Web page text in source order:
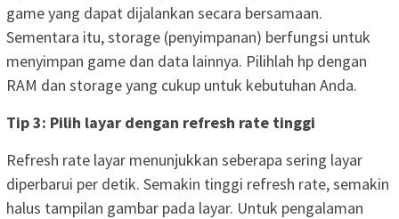
game yang dapat dijalankan secara bersamaan.
Sementara itu, storage (penyimpanan) berfungsi untuk
menyimpan game dan data lainnya. Pilihlah hp dengan
RAM dan storage yang cukup untuk kebutuhan Anda.
Tip 3: Pilih layar dengan refresh rate tinggi
Refresh rate layar menunjukkan seberapa sering layar
diperbarui per detik. Semakin tinggi refresh rate, semakin
halus tampilan gambar pada layar. Untuk pengalaman